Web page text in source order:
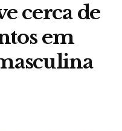
cerca de
em